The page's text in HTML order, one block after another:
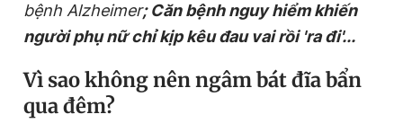
Đọc Thanh Niên trên điện thoại
bệnh Alzheimer; Căn bệnh nguy hiểm khiến
người phụ nữ chỉ kịp kêu đau vai rồi 'ra đi'...
Vì sao không nên ngâm bát đĩa bẩn
qua đêm?